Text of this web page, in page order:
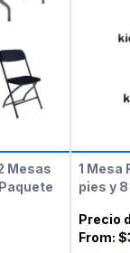
Mesas
1 Mesa
pies y
Precio
From: